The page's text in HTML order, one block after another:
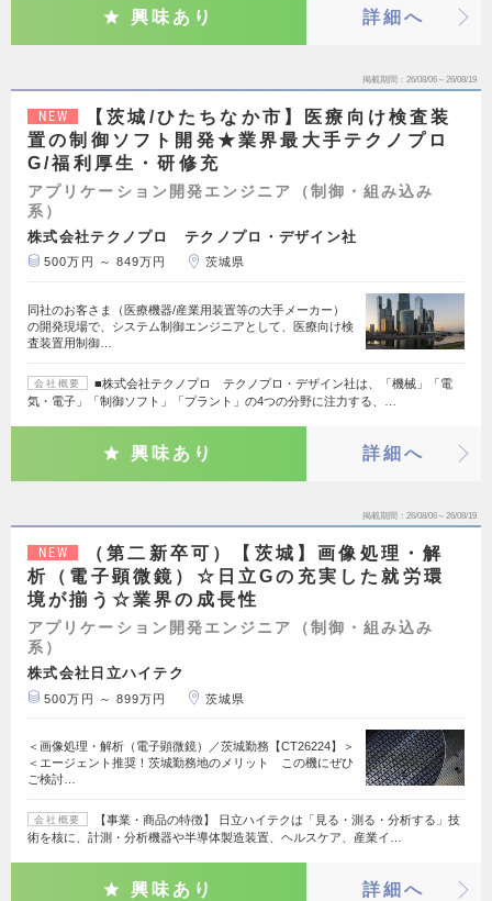
興味あり 詳細へ
掲載期間 26/08/06～26/08/19
NEW
【茨城/ひたちなか市】医療向け検査装
置の制御ソフト開発★業界最大手テクノプロ
G/福利厚生・研修充
アプリケーション開発エンジニア（制御・組み込み
系）
株式会社テクノプロ テクノプロ・デザイン社
500万円 ～ 849万円 茨城県
同社のお客さま（医療機器/産業用装置等の大手メーカー）
の開発現場で、システム制御エンジニアとして、医療向け検
査装置用制御…
会社概要
■株式会社テクノプロ テクノプロ・デザイン社は、「機械」「電
気・電子」「制御ソフト」「プラント」の4つの分野に注力する、…
興味あり 詳細へ
掲載期間 26/08/06～26/08/19
NEW
（第二新卒可）【茨城】画像処理・解
析（電子顕微鏡）☆日立Gの充実した就労環
境が揃う☆業界の成長性
アプリケーション開発エンジニア（制御・組み込み
系）
株式会社日立ハイテク
500万円 ～ 899万円 茨城県
＜画像処理・解析（電子顕微鏡）／茨城勤務【CT26224】＞
＜エージェント推奨！茨城勤務地のメリット この機にぜひ
ご検討…
会社概要
【事業・商品の特徴】 日立ハイテクは「見る・測る・分析する」技
術を核に、計測・分析機器や半導体製造装置、ヘルスケア、産業イ…
興味あり 詳細へ